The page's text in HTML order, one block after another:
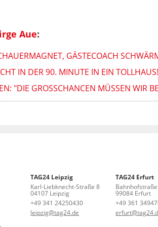
Aue:
GÄSTECOACH
IN DER 90. MINUTE IN EIN
"DIE GROSSCHANCEN MÜSSEN WIR
TAG24 Leipzig
Karl-Liebknecht-Straße 8
04107 Leipzig
+49 341 24250430
leipzig@tag24.de
TAG24 Erfurt
99084 Erfurt
+49 361